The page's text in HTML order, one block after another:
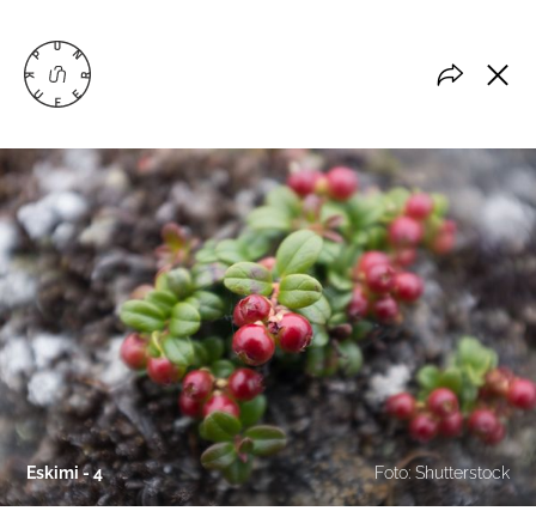
Eskimi - 4 Foto: Shutterstock